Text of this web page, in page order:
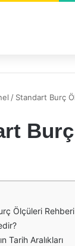
/ Standart Burç
Ölçüleri Rehberi
Tarih Aralıkları